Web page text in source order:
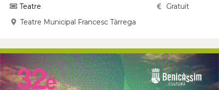
Teatre
Gratuït
Teatre Municipal Francesc Tàrrega